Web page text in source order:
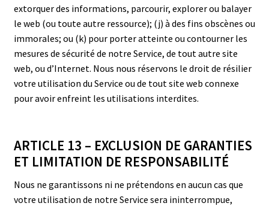
extorquer des informations, parcourir, explorer ou balayer
le web (ou toute autre ressource); (j) à des fins obscènes ou
immorales; ou (k) pour porter atteinte ou contourner les
mesures de sécurité de notre Service, de tout autre site
web, ou d’Internet. Nous nous réservons le droit de résilier
votre utilisation du Service ou de tout site web connexe
pour avoir enfreint les utilisations interdites.
ARTICLE 13 – EXCLUSION DE GARANTIES
ET LIMITATION DE RESPONSABILITÉ
Nous ne garantissons ni ne prétendons en aucun cas que
votre utilisation de notre Service sera ininterrompue,